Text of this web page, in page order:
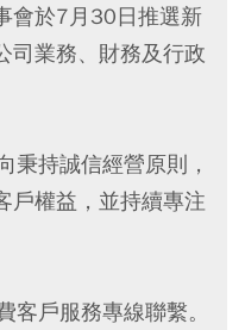
會於7月30日推選新
司業務、財務及行政
秉持誠信經營原則，
戶權益，並持續專注
戶服務專線聯繫。